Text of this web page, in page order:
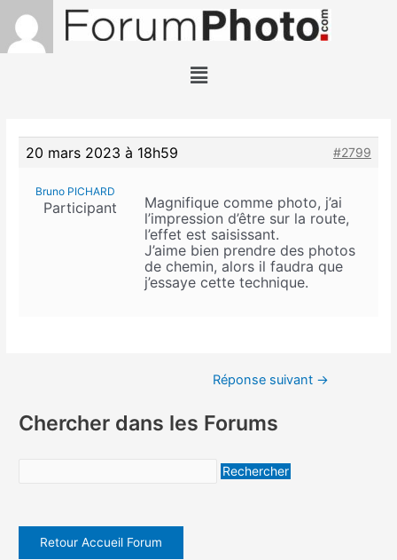
20 mars 2023 à 18h59 #2799
Bruno PICHARD
Participant
Magnifique comme photo, j’ai
l’impression d’être sur la route,
l’effet est saisissant.
J’aime bien prendre des photos
de chemin, alors il faudra que
j’essaye cette technique.
Réponse suivant →
Chercher dans les Forums
Retour Accueil Forum